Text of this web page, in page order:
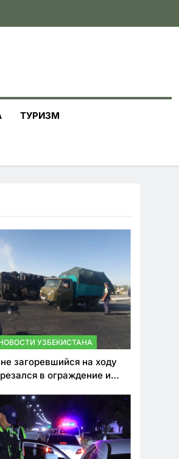
ТУРИЗМ
УЗБЕКИСТАНА
загоревшийся на ходу
в ограждение и